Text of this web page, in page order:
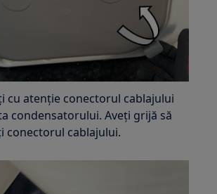
cu atenție conectorul cablajului
condensatorului. Aveți grijă să
conectorul cablajului.